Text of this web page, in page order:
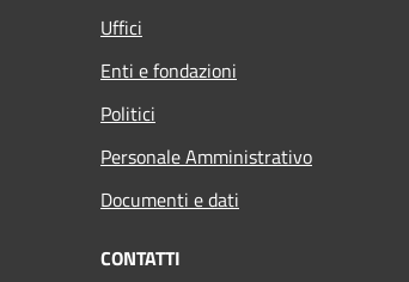
Uffici
Enti e fondazioni
Politici
Personale Amministrativo
Documenti e dati
CONTATTI